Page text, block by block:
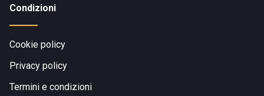
Condizioni
Cookie policy
Privacy policy
Termini e condizioni